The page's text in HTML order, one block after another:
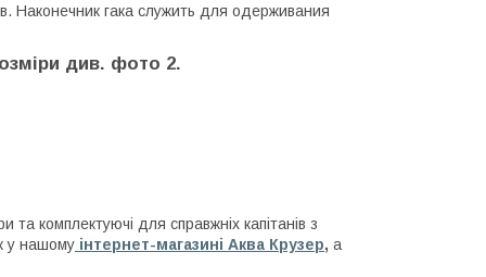
Наконечник гака служить для одерживания
див. фото 2.
та комплектуючі для справжніх капітанів з
у нашому інтернет-магазині Аква Крузер, а